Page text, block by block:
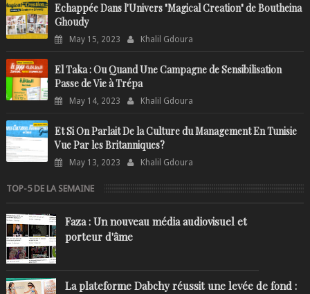
Echappée Dans l'Univers "Magical Creation" de Boutheina
Ghoudy
May 15, 2023 Khalil Gdoura
El Taka : Ou Quand Une Campagne de Sensibilisation
Passe de Vie à Trépa
May 14, 2023 Khalil Gdoura
Et Si On Parlait De la Culture du Management En Tunisie
Vue Par les Britanniques?
May 13, 2023 Khalil Gdoura
TOP-5 DE LA SEMAINE
Faza : Un nouveau média audiovisuel et
porteur d'âme
La plateforme Dabchy réussit une levée de fond :